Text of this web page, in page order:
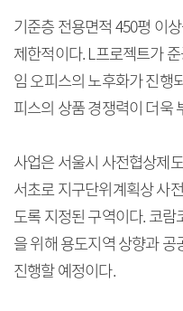
기준층 전용면적 450평 이
제한적이다. L프로젝트가
임 오피스의 노후화가 진행
피스의 상품 경쟁력이 더욱
사업은 서울시 사전협상제
서초로 지구단위계획상 사
도록 지정된 구역이다. 코
을 위해 용도지역 상향과
진행할 예정이다.